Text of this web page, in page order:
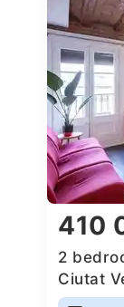
410
2
Ciutat